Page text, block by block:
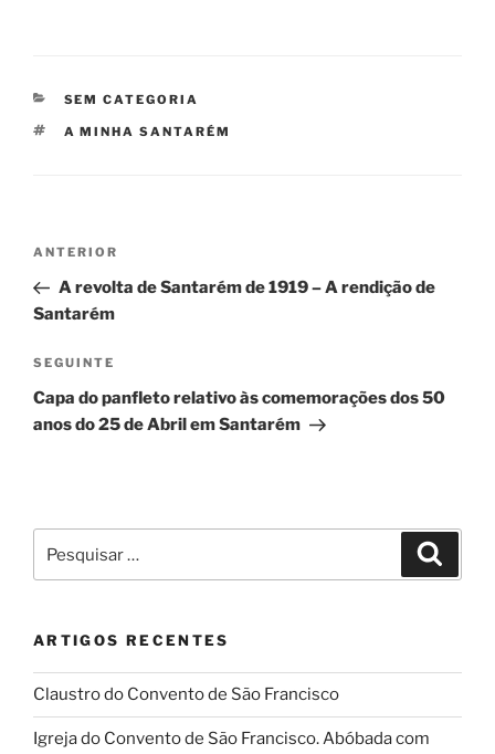
CATEGORIAS
SEM CATEGORIA
ETIQUETAS
A MINHA SANTARÉM
Navegação
artigos
Conteúdo
anterior
ANTERIOR
A revolta de Santarém de 1919 – A rendição de
Santarém
Conteúdo
seguinte
SEGUINTE
Capa do panfleto relativo às comemorações dos 50
anos do 25 de Abril em Santarém
por:
ARTIGOS RECENTES
Claustro do Convento de São Francisco
Igreja do Convento de São Francisco. Abóbada com